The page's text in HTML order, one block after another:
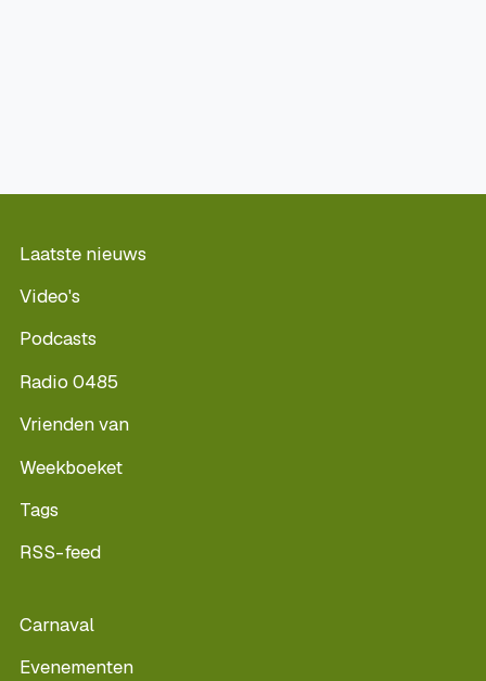
Laatste nieuws
Video's
Podcasts
Radio 0485
Vrienden van
Weekboeket
Tags
RSS-feed
Carnaval
Evenementen